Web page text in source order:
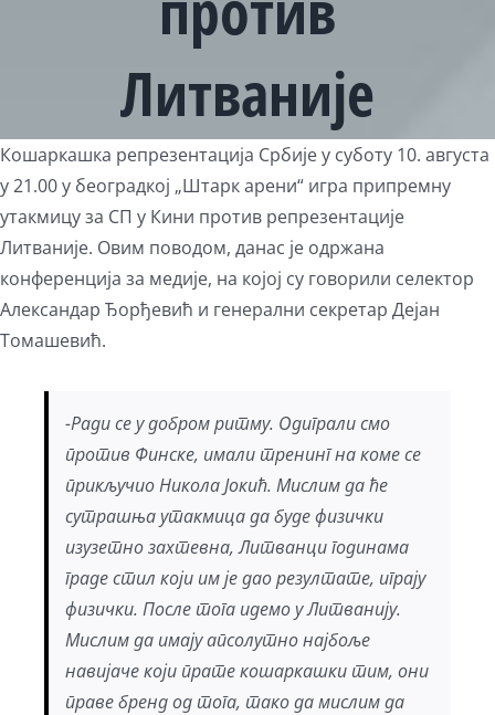
Литваније
View
Larger
Image
Кошаркашка репрезентација Србије у суботу 10. августа
у 21.00 у београдкој „Штарк арени“ игра припремну
утакмицу за СП у Кини против репрезентације
Литваније. Овим поводом, данас је одржана
конференција за медије, на којој су говорили селектор
Александар Ђорђевић и генерални секретар Дејан
Томашевић.
-Ради се у добром ритму. Одиграли смо
против Финске, имали тренинг на коме се
прикључио Никола Јокић. Мислим да ће
сутрашња утакмица да буде физички
изузетно захтевна, Литванци годинама
граде стил који им је дао резултате, играју
физички. После тога идемо у Литванију.
Мислим да имају апсолутно најбоље
навијаче који прате кошаркашки тим, они
праве бренд од тога, тако да мислим да